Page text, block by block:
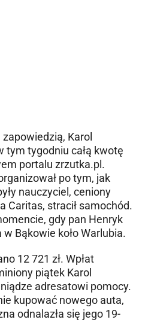
Karol
tym tygodniu całą kwotę
portalu zrzutka.pl.
po tym, jak
nauczyciel, ceniony
Caritas, stracił samochód.
gdy pan Henryk
Bąkowie koło Warlubia.
12 721 zł. Wpłat
piątek Karol
adresatowi pomocy.
kupować nowego auta,
odnalazła się jego 19-